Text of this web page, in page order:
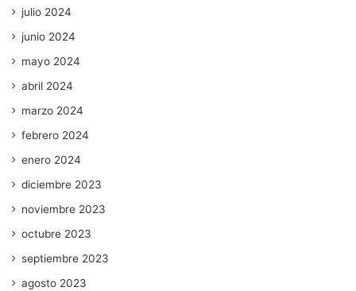
julio 2024
junio 2024
mayo 2024
abril 2024
marzo 2024
febrero 2024
enero 2024
diciembre 2023
noviembre 2023
octubre 2023
septiembre 2023
agosto 2023